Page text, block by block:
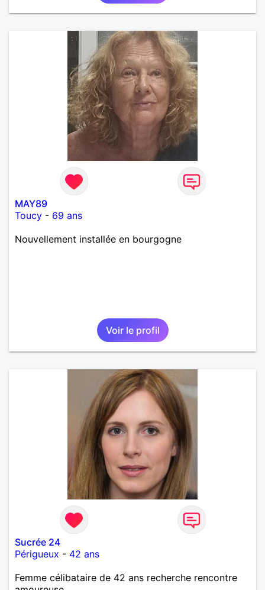
MAY89
Toucy - 69 ans
Nouvellement installée en bourgogne
Voir le profil
Sucrée 24
Périgueux - 42 ans
Femme célibataire de 42 ans recherche rencontre